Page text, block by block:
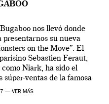
nos llevó donde
presentarnos su nueva
on the Move”. El
Sebastien Feraut,
Niark, ha sido el
súper-ventas de la famosa
veraniega colección de
— VER MÁS